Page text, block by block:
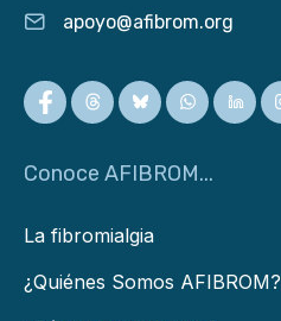
apoyo@afibrom.org
Conoce AFIBROM...
La fibromialgia
¿Quiénes Somos AFIBROM?